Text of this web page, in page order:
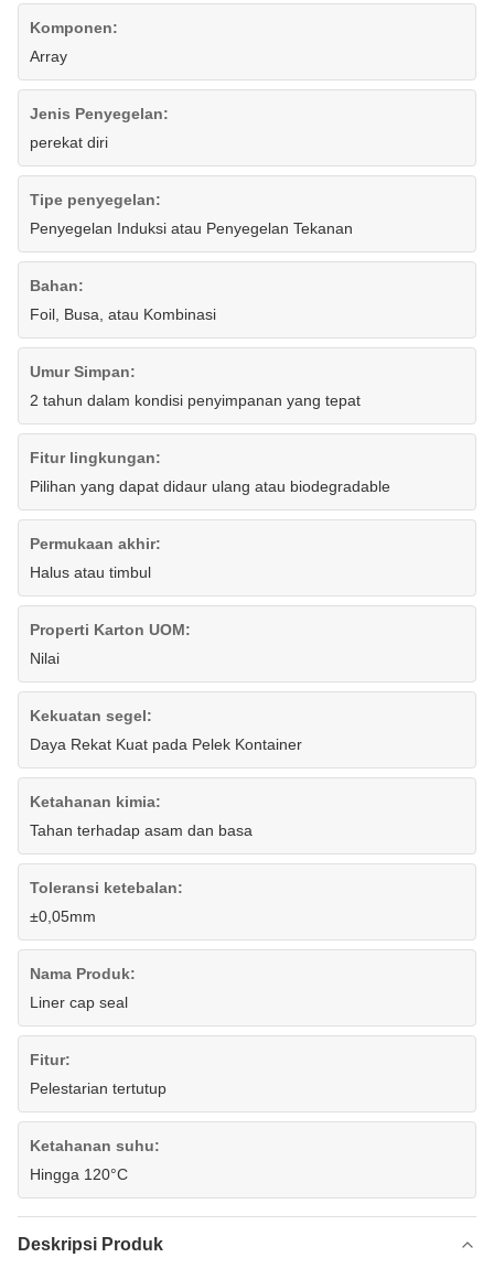
Komponen:
Array
Jenis Penyegelan:
perekat diri
Tipe penyegelan:
Penyegelan Induksi atau Penyegelan Tekanan
Bahan:
Foil, Busa, atau Kombinasi
Umur Simpan:
2 tahun dalam kondisi penyimpanan yang tepat
Fitur lingkungan:
Pilihan yang dapat didaur ulang atau biodegradable
Permukaan akhir:
Halus atau timbul
Properti Karton UOM:
Nilai
Kekuatan segel:
Daya Rekat Kuat pada Pelek Kontainer
Ketahanan kimia:
Tahan terhadap asam dan basa
Toleransi ketebalan:
±0,05mm
Nama Produk:
Liner cap seal
Fitur:
Pelestarian tertutup
Ketahanan suhu:
Hingga 120°C
Deskripsi Produk